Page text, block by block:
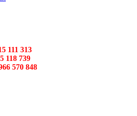
111 313
118 739
570 848